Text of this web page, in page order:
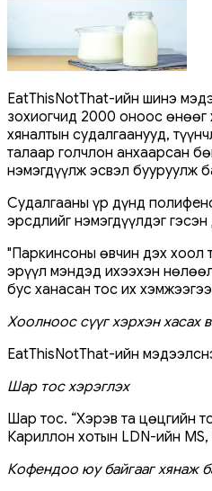
EatThisNotThat-ийн шинэ
зохиогчид 2000 оноос өнөөг
хяналтын судалгаанууд,
талаар голчлон анхаарсан
нэмэгдүүлж эсвэл бууруулж
Судалгааны үр дүнд
эрсдлийг нэмэгдүүлдэг гэсэн
"Паркинсоны өвчин дэх хоол
эрүүл мэндэд ихээхэн
бус ханасан тос их
Хоолноос сүүг хэрхэн хасах
EatThisNotThat-ийн
Шар тос хэрэглэх
Шар тос. “Хэрэв та цөцгийн
Кариллон хотын LDN-ийн
Кофендоо юу байгааг хянаж